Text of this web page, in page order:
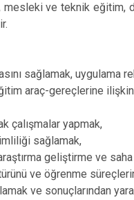
ve teknik
sağlamak, uygulama
araç-gereçlerine
çalışmalar yapmak,
sağlamak,
geliştirme ve saha
ve öğrenme
ve sonuçlarından